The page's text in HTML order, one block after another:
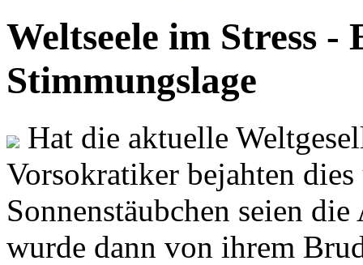
Weltseele im Stress -
Stimmungslage
Hat die aktuelle
Vorsokratiker bejahten
Sonnenstäubchen seien
wurde dann von ihrem